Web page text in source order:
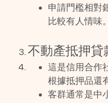
申請門檻相對
比較有人情味。
不動產抵押貸
這是信用合作
根據抵押品還
客群通常是中